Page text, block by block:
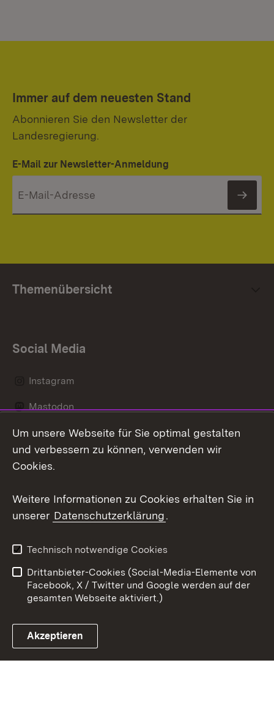
Immer auf dem neuesten Stand
Abonnieren Sie den Newsletter der
Landesregierung.
E-Mail zur Newsletter-Anmeldung
Themenübersicht
Social Media
Instagram
Mastodon
Messenger
Link zum Landesportal
Kontakt
Impressum
Cookies
Um unsere Webseite für Sie optimal gestalten
und verbessern zu können, verwenden wir
Cookies.
Weitere Informationen zu Cookies erhalten Sie in
unserer Datenschutzerklärung.
Technisch notwendige Cookies
Drittanbieter-Cookies (Social-Media-Elemente von
Facebook, X / Twitter und Google werden auf der
gesamten Webseite aktiviert.)
Akzeptieren